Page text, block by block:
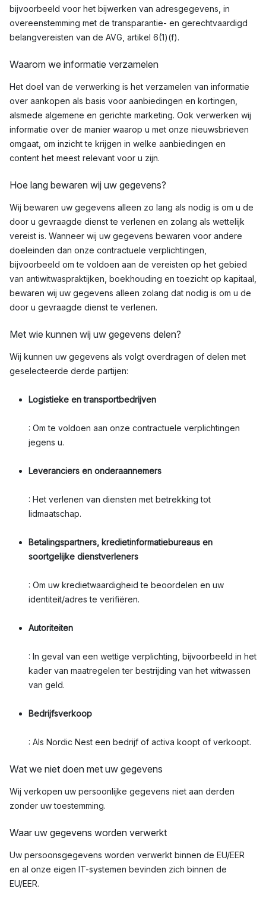
bijvoorbeeld voor het bijwerken van adresgegevens, in
overeenstemming met de transparantie- en gerechtvaardigd
belangvereisten van de AVG, artikel 6(1)(f).
Waarom we informatie verzamelen
Het doel van de verwerking is het verzamelen van informatie
over aankopen als basis voor aanbiedingen en kortingen,
alsmede algemene en gerichte marketing. Ook verwerken wij
informatie over de manier waarop u met onze nieuwsbrieven
omgaat, om inzicht te krijgen in welke aanbiedingen en
content het meest relevant voor u zijn.
Hoe lang bewaren wij uw gegevens?
Wij bewaren uw gegevens alleen zo lang als nodig is om u de
door u gevraagde dienst te verlenen en zolang als wettelijk
vereist is. Wanneer wij uw gegevens bewaren voor andere
doeleinden dan onze contractuele verplichtingen,
bijvoorbeeld om te voldoen aan de vereisten op het gebied
van antiwitwaspraktijken, boekhouding en toezicht op kapitaal,
bewaren wij uw gegevens alleen zolang dat nodig is om u de
door u gevraagde dienst te verlenen.
Met wie kunnen wij uw gegevens delen?
Wij kunnen uw gegevens als volgt overdragen of delen met
geselecteerde derde partijen:
Logistieke en transportbedrijven
: Om te voldoen aan onze contractuele verplichtingen
jegens u.
Leveranciers en onderaannemers
: Het verlenen van diensten met betrekking tot
lidmaatschap.
Betalingspartners, kredietinformatiebureaus en
soortgelijke dienstverleners
: Om uw kredietwaardigheid te beoordelen en uw
identiteit/adres te verifiëren.
Autoriteiten
: In geval van een wettige verplichting, bijvoorbeeld in het
kader van maatregelen ter bestrijding van het witwassen
van geld.
Bedrijfsverkoop
: Als Nordic Nest een bedrijf of activa koopt of verkoopt.
Wat we niet doen met uw gegevens
Wij verkopen uw persoonlijke gegevens niet aan derden
zonder uw toestemming.
Waar uw gegevens worden verwerkt
Uw persoonsgegevens worden verwerkt binnen de EU/EER
en al onze eigen IT-systemen bevinden zich binnen de
EU/EER.